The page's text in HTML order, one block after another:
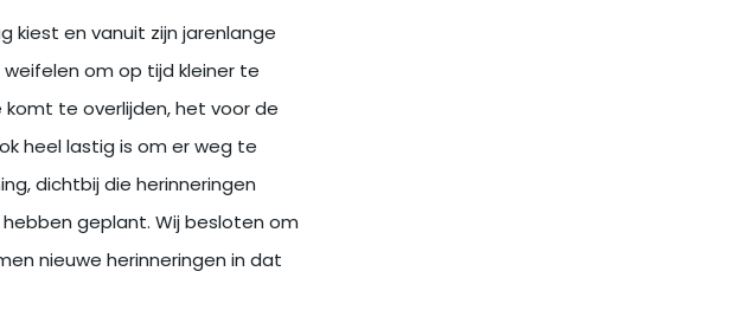
kiest en vanuit zijn jarenlange
om op tijd kleiner te
komt te overlijden, het voor de
heel lastig is om er weg te
dichtbij die herinneringen
geplant. Wij besloten om
nieuwe herinneringen in dat